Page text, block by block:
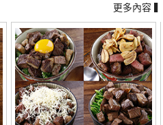
更多內容 ▍